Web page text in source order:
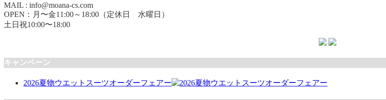
MAIL : info@moana-cs.com
OPEN：月〜金11:00～18:00（定休日 水曜日）
土日祝10:00〜18:00
キャンペーン
2026夏物ウエットスーツオーダーフェアー